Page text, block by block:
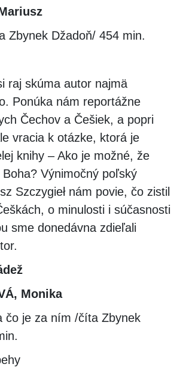
Zbynek Džadoň/ 454 min.
raj skúma autor najmä
Ponúka nám reportážne
Čechov a Češiek, a popri
vracia k otázke, ktorá je
knihy – Ako je možné, že
Výnimočný poľský
Szczygieł nám povie, čo zistil
o minulosti i súčasnosti
sme donedávna zdieľali
Monika
čo je za ním /číta Zbynek